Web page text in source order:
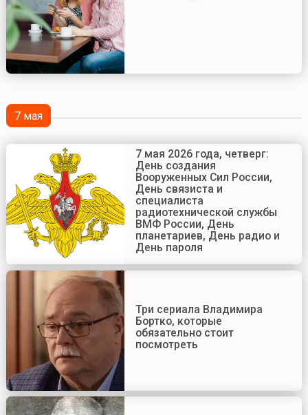
7 мая
7 мая 2026 года, четверг:
День создания
Вооруженных Сил России,
День связиста и
специалиста
радиотехнической службы
ВМФ России, День
планетариев, День радио и
День пароля
Три сериала Владимира
Бортко, которые
обязательно стоит
посмотреть